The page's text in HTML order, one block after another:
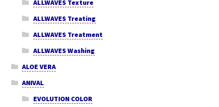
ALLWAVES Texture
ALLWAVES Treating
ALLWAVES Treatment
ALLWAVES Washing
ALOE VERA
ANIVAL
EVOLUTION COLOR